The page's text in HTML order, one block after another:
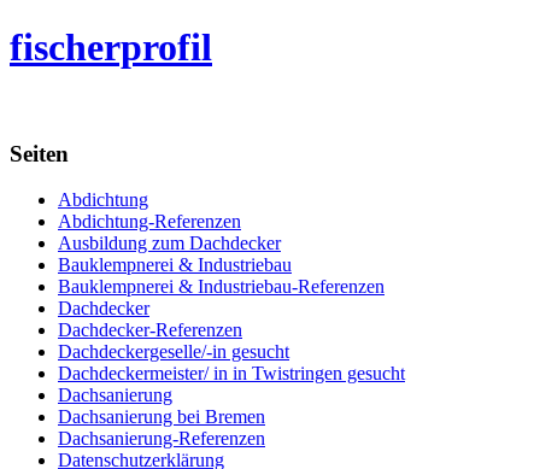
fischerprofil
Seiten
Abdichtung
Abdichtung-Referenzen
Ausbildung zum Dachdecker
Bauklempnerei & Industriebau
Bauklempnerei & Industriebau-Referenzen
Dachdecker
Dachdecker-Referenzen
Dachdeckergeselle/-in gesucht
Dachdeckermeister/ in in Twistringen gesucht
Dachsanierung
Dachsanierung bei Bremen
Dachsanierung-Referenzen
Datenschutzerklärung